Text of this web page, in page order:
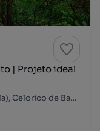
| Projeto ideal
4890-157, Carvalho e Basto (Santa Tecla), Celorico de Basto, Braga